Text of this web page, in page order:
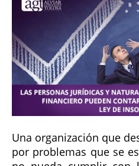
Una organización que
por problemas que se